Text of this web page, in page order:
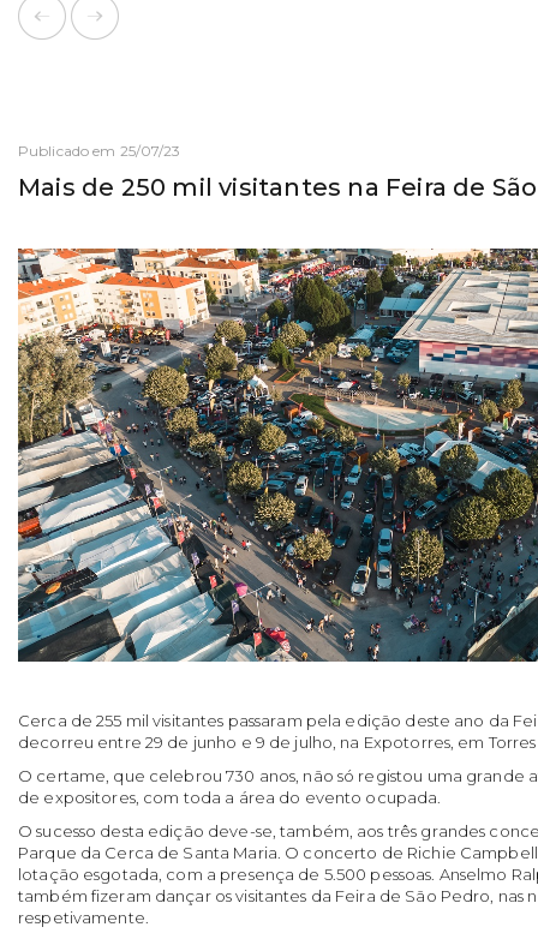
Publicado em 25/07/23
Mais de 250 mil visitantes na Feira de
Cerca de 255 mil visitantes passaram pela edição deste ano da
decorreu entre 29 de junho e 9 de julho, na Expotorres, em
O certame, que celebrou 730 anos, não só registou uma grande
de expositores, com toda a área do evento ocupada.
O sucesso desta edição deve-se, também, aos três grandes
Parque da Cerca de Santa Maria. O concerto de Richie
lotação esgotada, com a presença de 5.500 pessoas. Anselmo
também fizeram dançar os visitantes da Feira de São Pedro, nas
respetivamente.